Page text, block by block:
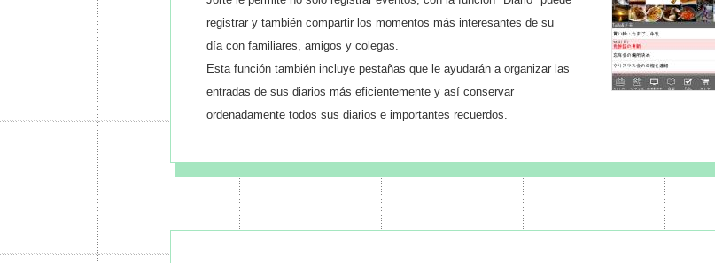
registrar y también compartir los momentos más interesantes de su
día con familiares, amigos y colegas.
Esta función también incluye pestañas que le ayudarán a organizar las
entradas de sus diarios más eficientemente y así conservar
ordenadamente todos sus diarios e importantes recuerdos.